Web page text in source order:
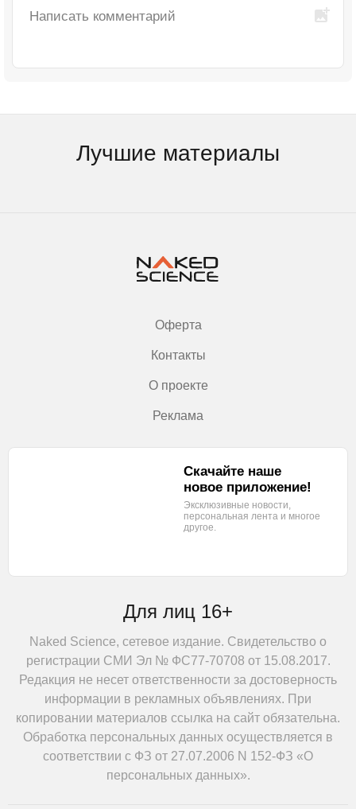
Лучшие материалы
Оферта
Контакты
О проекте
Реклама
Для лиц 16+
Naked Science, сетевое издание. Свидетельство о
регистрации СМИ Эл № ФС77-70708 от 15.08.2017.
Редакция не несет ответственности за достоверность
информации в рекламных объявлениях. При
копировании материалов ссылка на сайт обязательна.
Обработка персональных данных осуществляется в
соответствии с ФЗ от 27.07.2006 N 152-ФЗ «О
персональных данных».
Скачайте наше
новое приложение!
Эксклюзивные новости,
персональная лента и многое
другое.